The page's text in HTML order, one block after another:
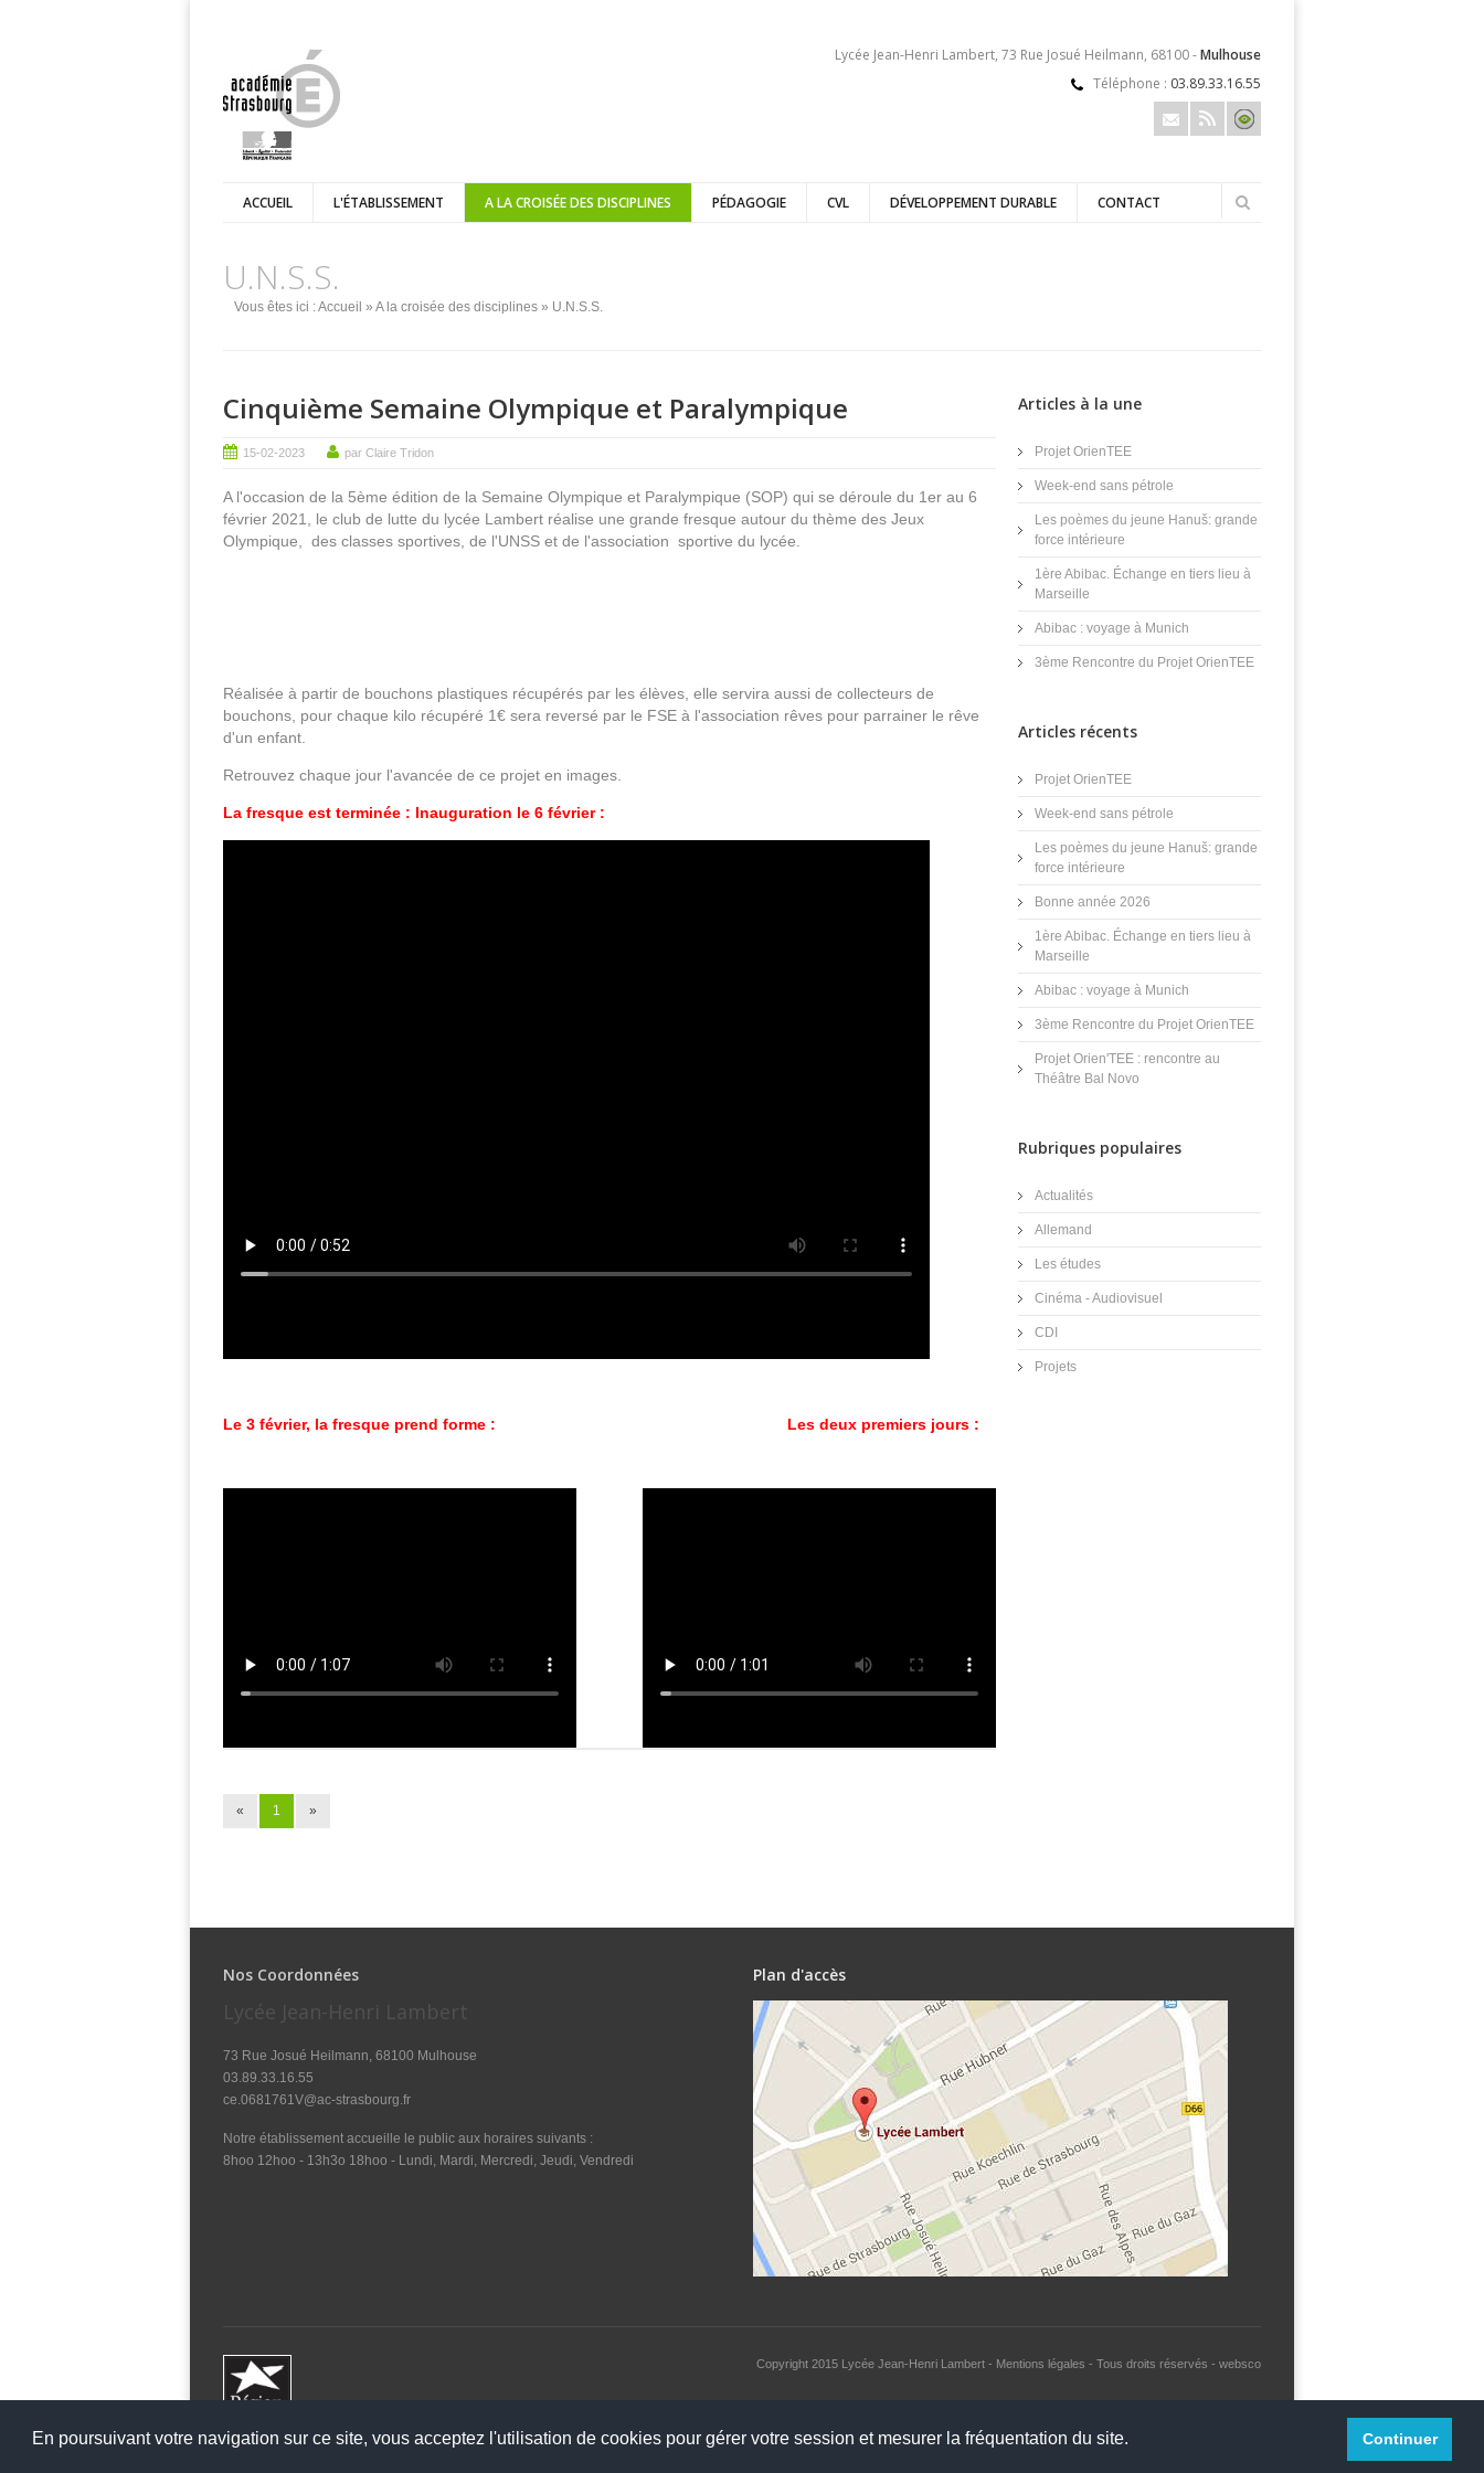
En poursuivant votre navigation sur ce site, vous acceptez l'utilisation de cookies pour gérer votre session et mesurer la fréquentation du site. Continuer
Lycée Jean-Henri Lambert, 73 Rue Josué Heilmann, 68100 -Mulhouse
Téléphone : 03.89.33.16.55
ACCUEIL L'ÉTABLISSEMENT A LA CROISÉE DES DISCIPLINES PÉDAGOGIE CVL DÉVELOPPEMENT DURABLE CONTACT
U.N.S.S.
Vous êtes ici :Accueil » A la croisée des disciplines » U.N.S.S.
Cinquième Semaine Olympique et Paralympique
15-02-2023 par Claire Tridon
A l'occasion de la 5ème édition de la Semaine Olympique et Paralympique (SOP) qui se déroule du 1er au 6
février 2021, le club de lutte du lycée Lambert réalise une grande fresque autour du thème des Jeux
Olympique, des classes sportives, de l'UNSS et de l'association sportive du lycée.
Réalisée à partir de bouchons plastiques récupérés par les élèves, elle servira aussi de collecteurs de
bouchons, pour chaque kilo récupéré 1€ sera reversé par le FSE à l'association rêves pour parrainer le rêve
d'un enfant.
Retrouvez chaque jour l'avancée de ce projet en images.
La fresque est terminée : Inauguration le 6 février :
Le 3 février, la fresque prend forme : Les deux premiers jours :
« 1 »
Articles à la une
Projet OrienTEE
Week-end sans pétrole
Les poèmes du jeune Hanuš: grande
force intérieure
1ère Abibac. Échange en tiers lieu à
Marseille
Abibac : voyage à Munich
3ème Rencontre du Projet OrienTEE
Articles récents
Projet OrienTEE
Week-end sans pétrole
Les poèmes du jeune Hanuš: grande
force intérieure
Bonne année 2026
1ère Abibac. Échange en tiers lieu à
Marseille
Abibac : voyage à Munich
3ème Rencontre du Projet OrienTEE
Projet Orien'TEE : rencontre au
Théâtre Bal Novo
Rubriques populaires
Actualités
Allemand
Les études
Cinéma - Audiovisuel
CDI
Projets
Nos Coordonnées
Lycée Jean-Henri Lambert
73 Rue Josué Heilmann, 68100 Mulhouse
03.89.33.16.55
ce.0681761V@ac-strasbourg.fr
Notre établissement accueille le public aux horaires suivants :
8hoo 12hoo - 13h3o 18hoo - Lundi, Mardi, Mercredi, Jeudi, Vendredi
Plan d'accès
Copyright 2015 Lycée Jean-Henri Lambert - Mentions légales - Tous droits réservés - websco